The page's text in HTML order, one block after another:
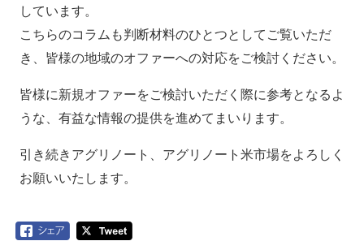
しています。
こちらのコラムも判断材料のひとつとしてご覧いただ
き、皆様の地域のオファーへの対応をご検討ください。
皆様に新規オファーをご検討いただく際に参考となるよ
うな、有益な情報の提供を進めてまいります。
引き続きアグリノート、アグリノート米市場をよろしく
お願いいたします。